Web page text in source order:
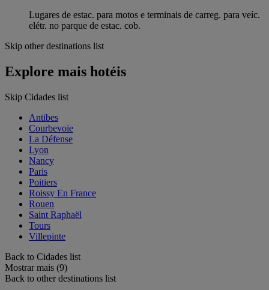
Lugares de estac. para motos e terminais de carreg. para veíc.
elétr. no parque de estac. cob.
Skip other destinations list
Explore mais hotéis
Skip Cidades list
Antibes
Courbevoie
La Défense
Lyon
Nancy
Paris
Poitiers
Roissy En France
Rouen
Saint Raphaël
Tours
Villepinte
Back to Cidades list
Mostrar mais (9)
Back to other destinations list